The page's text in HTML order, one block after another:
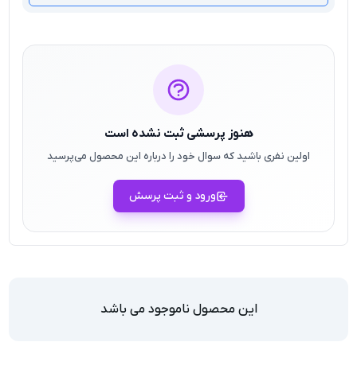
هنوز پرسشی ثبت نشده است
اولین نفری باشید که سوال خود را درباره این محصول می‌پرسید
ورود و ثبت پرسش
این محصول ناموجود می باشد